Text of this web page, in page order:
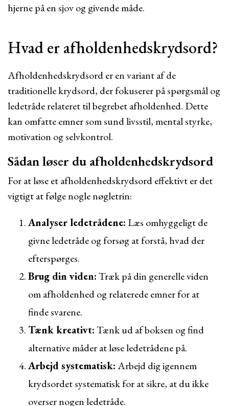
hjerne på en sjov og givende måde.
Hvad er afholdenhedskrydsord?
Afholdenhedskrydsord er en variant af de
traditionelle krydsord, der fokuserer på spørgsmål og
ledetråde relateret til begrebet afholdenhed. Dette
kan omfatte emner som sund livsstil, mental styrke,
motivation og selvkontrol.
Sådan løser du afholdenhedskrydsord
For at løse et afholdenhedskrydsord effektivt er det
vigtigt at følge nogle nøgletrin:
Analyser ledetrådene: Læs omhyggeligt de
givne ledetråde og forsøg at forstå, hvad der
efterspørges.
Brug din viden:Træk på din generelle viden
om afholdenhed og relaterede emner for at
finde svarene.
Tænk kreativt:Tænk ud af boksen og find
alternative måder at løse ledetrådene på.
Arbejd systematisk:Arbejd dig igennem
krydsordet systematisk for at sikre, at du ikke
overser nogen ledetråde.